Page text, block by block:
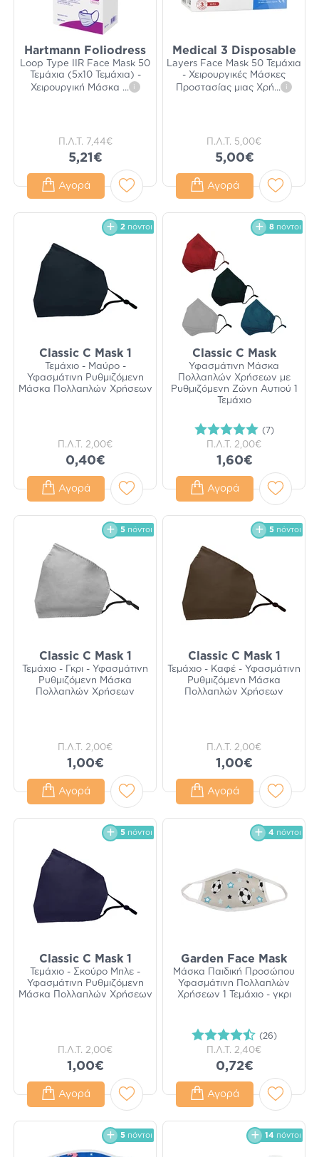
Hartmann Foliodress
Loop Type IIR Face Mask 50
Τεμάχια (5x10 Τεμάχια) -
Χειρουργική Μάσκα ... i
Π.Λ.Τ. 7,44€
5,21€
Αγορά
Medical 3 Disposable
Layers Face Mask 50 Τεμάχια
- Χειρουργικές Μάσκες
Προστασίας μιας Χρή... i
Π.Λ.Τ. 5,00€
5,00€
Αγορά
2 πόντοι
Classic C Mask 1
Τεμάχιο - Μαύρο -
Υφασμάτινη Ρυθμιζόμενη
Μάσκα Πολλαπλών Χρήσεων
Π.Λ.Τ. 2,00€
0,40€
Αγορά
8 πόντοι
Classic C Mask
Υφασμάτινη Μάσκα
Πολλαπλών Χρήσεων με
Ρυθμιζόμενη Ζώνη Αυτιού 1
Τεμάχιο
(7)
Π.Λ.Τ. 2,00€
1,60€
Αγορά
5 πόντοι
Classic C Mask 1
Τεμάχιο - Γκρι - Υφασμάτινη
Ρυθμιζόμενη Μάσκα
Πολλαπλών Χρήσεων
Π.Λ.Τ. 2,00€
1,00€
Αγορά
5 πόντοι
Classic C Mask 1
Τεμάχιο - Καφέ - Υφασμάτινη
Ρυθμιζόμενη Μάσκα
Πολλαπλών Χρήσεων
Π.Λ.Τ. 2,00€
1,00€
Αγορά
5 πόντοι
Classic C Mask 1
Τεμάχιο - Σκούρο Μπλε -
Υφασμάτινη Ρυθμιζόμενη
Μάσκα Πολλαπλών Χρήσεων
Π.Λ.Τ. 2,00€
1,00€
Αγορά
4 πόντοι
Garden Face Mask
Μάσκα Παιδική Προσώπου
Υφασμάτινη Πολλαπλών
Χρήσεων 1 Τεμάχιο - γκρι
(26)
Π.Λ.Τ. 2,40€
0,72€
Αγορά
5 πόντοι 14 πόντοι